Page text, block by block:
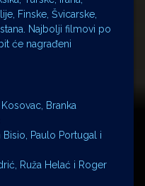
Finske, Švicarske,
Najbolji filmovi po
će nagrađeni
Branka
Paulo Portugal i
Ruža Helać i Roger